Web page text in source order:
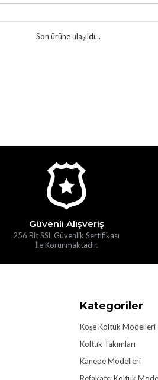
Son ürüne ulaşıldı...
Güvenli Alışveriş
256 Bit SSL Güvenlik Sertifikası
İle Korunmaktadır.
Kategoriler
Köşe Koltuk Modelleri
Koltuk Takımları
Kanepe Modelleri